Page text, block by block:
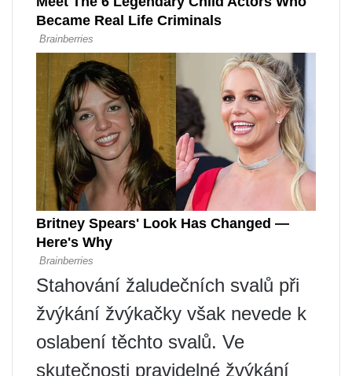
Stahování žaludečních svalů při
žvýkání žvýkačky však nevede k
oslabení těchto svalů. Ve
skutečnosti pravidelné žvýkání